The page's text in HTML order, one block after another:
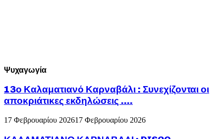
Ψυχαγωγία
13ο Καλαματιανό Καρναβάλι : Συνεχίζονται οι
αποκριάτικες εκδηλώσεις ….
17 Φεβρουαρίου 202617 Φεβρουαρίου 2026